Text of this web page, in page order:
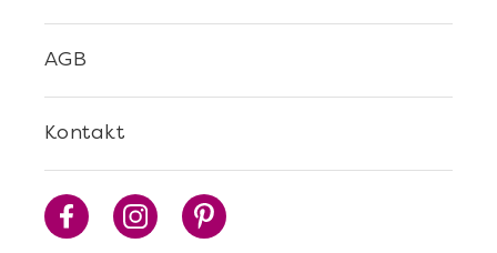
Cocktails Selber Machen - DIY-Set
Kontakt
AGB